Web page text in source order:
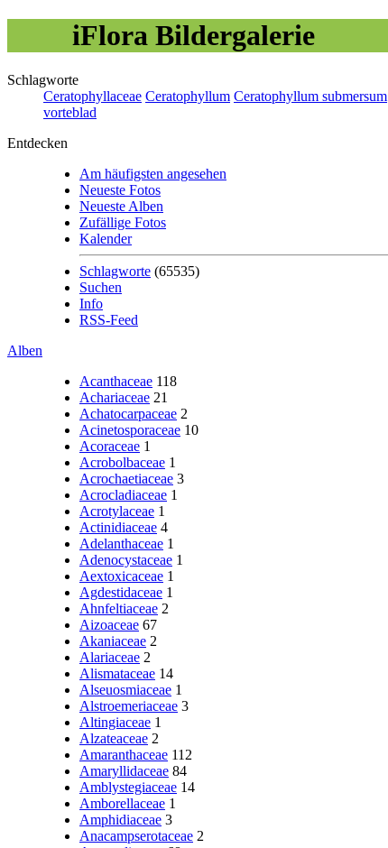
iFlora Bildergalerie
Schlagworte
Ceratophyllaceae Ceratophyllum Ceratophyllum submersum
vorteblad
Entdecken
Am häufigsten angesehen
Neueste Fotos
Neueste Alben
Zufällige Fotos
Kalender
Schlagworte (65535)
Suchen
Info
RSS-Feed
Alben
Acanthaceae 118
Achariaceae 21
Achatocarpaceae 2
Acinetosporaceae 10
Acoraceae 1
Acrobolbaceae 1
Acrochaetiaceae 3
Acrocladiaceae 1
Acrotylaceae 1
Actinidiaceae 4
Adelanthaceae 1
Adenocystaceae 1
Aextoxicaceae 1
Agdestidaceae 1
Ahnfeltiaceae 2
Aizoaceae 67
Akaniaceae 2
Alariaceae 2
Alismataceae 14
Alseuosmiaceae 1
Alstroemeriaceae 3
Altingiaceae 1
Alzateaceae 2
Amaranthaceae 112
Amaryllidaceae 84
Amblystegiaceae 14
Amborellaceae 1
Amphidiaceae 3
Anacampserotaceae 2